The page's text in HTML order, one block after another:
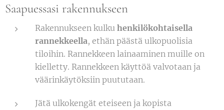
Saapuessasi rakennukseen
Rakennukseen kulku henkilökohtaisella
rannekkeella, ethän päästä ulkopuolisia
tiloihin. Rannekkeen lainaaminen muille on
kielletty. Rannekkeen käyttöä valvotaan ja
väärinkäytöksiin puututaan.
Jätä ulkokengät eteiseen ja kopista